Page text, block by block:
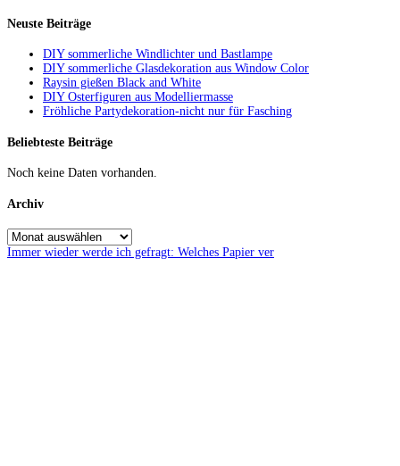
Neuste Beiträge
DIY sommerliche Windlichter und Bastlampe
DIY sommerliche Glasdekoration aus Window Color
Raysin gießen Black and White
DIY Osterfiguren aus Modelliermasse
Fröhliche Partydekoration-nicht nur für Fasching
Beliebteste Beiträge
Noch keine Daten vorhanden.
Archiv
Immer wieder werde ich gefragt: Welches Papier ver